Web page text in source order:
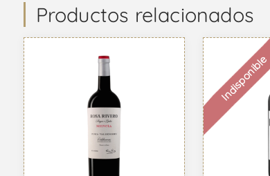
Productos relacionados
Indisponible